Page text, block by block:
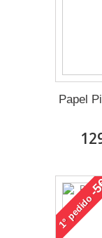
Papel
1°
pedido
-